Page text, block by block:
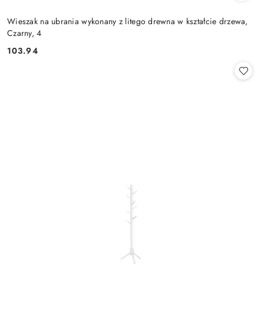
Wieszak na ubrania wykonany z litego drewna w kształcie drzewa,
Czarny, 4
Cena:
103.94